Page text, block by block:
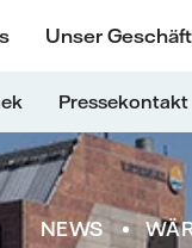
Unser Geschäft
Pressekontakt
NEWS